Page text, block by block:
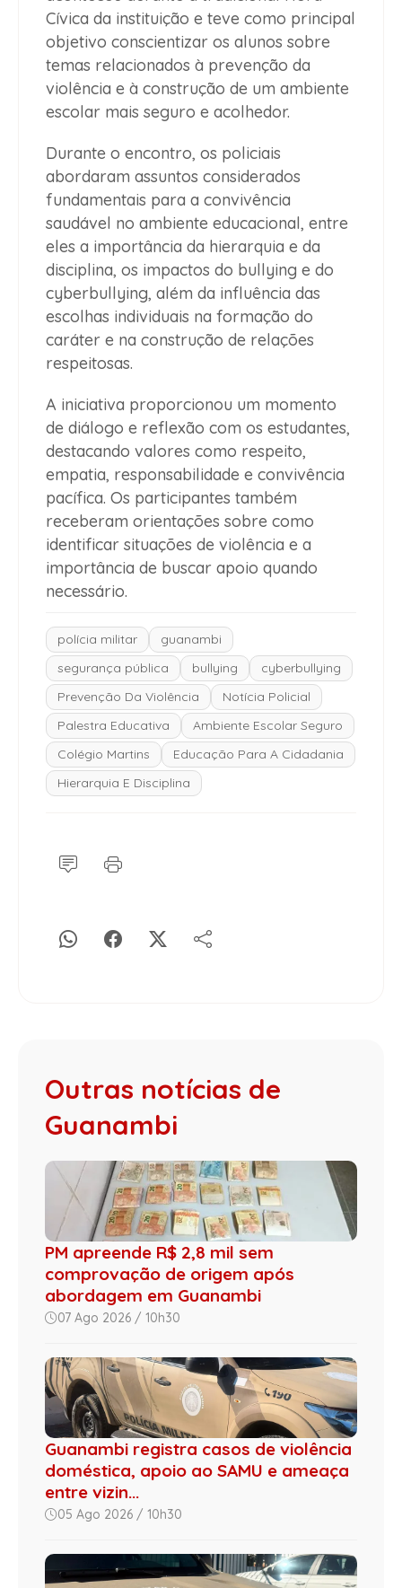
Cívica da instituição e teve como principal
objetivo conscientizar os alunos sobre
temas relacionados à prevenção da
violência e à construção de um ambiente
escolar mais seguro e acolhedor.
Durante o encontro, os policiais
abordaram assuntos considerados
fundamentais para a convivência
saudável no ambiente educacional, entre
eles a importância da hierarquia e da
disciplina, os impactos do bullying e do
cyberbullying, além da influência das
escolhas individuais na formação do
caráter e na construção de relações
respeitosas.
A iniciativa proporcionou um momento
de diálogo e reflexão com os estudantes,
destacando valores como respeito,
empatia, responsabilidade e convivência
pacífica. Os participantes também
receberam orientações sobre como
identificar situações de violência e a
importância de buscar apoio quando
necessário.
polícia militar
guanambi
segurança pública
bullying
cyberbullying
Prevenção Da Violência
Notícia Policial
Palestra Educativa
Ambiente Escolar Seguro
Colégio Martins
Educação Para A Cidadania
Hierarquia E Disciplina
Outras notícias de
Guanambi
PM apreende R$ 2,8 mil sem
comprovação de origem após
abordagem em Guanambi
07 Ago 2026 / 10h30
Guanambi registra casos de violência
doméstica, apoio ao SAMU e ameaça
entre vizin...
05 Ago 2026 / 10h30